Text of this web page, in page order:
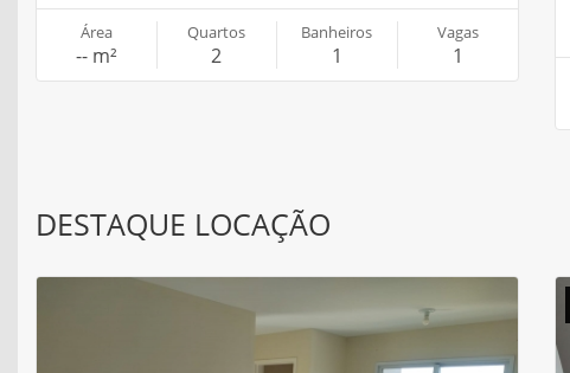
Área
-- m²
Quartos
2
Banheiros
1
Vagas
1
DESTAQUE LOCAÇÃO